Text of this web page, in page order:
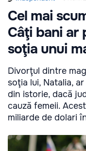
Cel mai
Câţi bani ar
soţia unui
Divorţul dintre
soţia lui, Natalia,
din istorie, dacă
cauză femeii.
miliarde de dolari